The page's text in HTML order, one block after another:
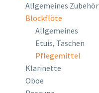
Allgemeines Zubehör
Blockflöte
Allgemeines
Etuis, Taschen
Pflegemittel
Klarinette
Oboe